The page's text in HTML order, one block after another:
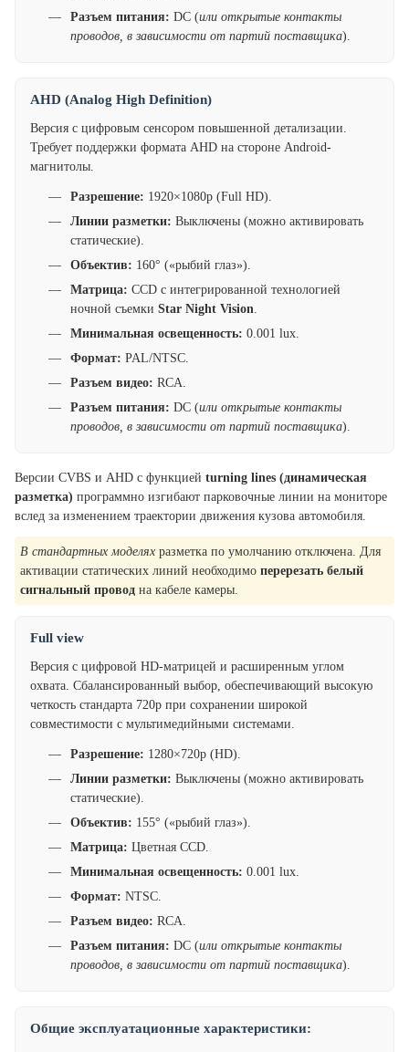
Разъем питания: DC (или открытые контакты
проводов, в зависимости от партий поставщика).
AHD (Analog High Definition)
Версия с цифровым сенсором повышенной детализации.
Требует поддержки формата AHD на стороне Android-
магнитолы.
Разрешение: 1920×1080p (Full HD).
Линии разметки: Выключены (можно активировать
статические).
Объектив: 160° («рыбий глаз»).
Матрица: CCD с интегрированной технологией
ночной съемки Star Night Vision
Минимальная освещенность: 0.001 lux.
Формат: PAL/NTSC.
Разъем видео: RCA.
Разъем питания: DC (или открытые контакты
проводов, в зависимости от партий поставщика).
Версии CVBS и AHD с функцией turning lines (динамическая
разметка) программно изгибают парковочные линии на мониторе
вслед за изменением траектории движения кузова автомобиля.
В стандартных моделях разметка по умолчанию отключена. Для
активации статических линий необходимо перерезать белый
сигнальный провод на кабеле камеры.
Full view
Версия с цифровой HD-матрицей и расширенным углом
охвата. Сбалансированный выбор, обеспечивающий высокую
четкость стандарта 720p при сохранении широкой
совместимости с мультимедийными системами.
Разрешение: 1280×720p (HD).
Линии разметки: Выключены (можно активировать
статические).
Объектив: 155° («рыбий глаз»).
Матрица: Цветная CCD.
Минимальная освещенность: 0.001 lux.
Формат: NTSC.
Разъем видео: RCA.
Разъем питания: DC (или открытые контакты
проводов, в зависимости от партий поставщика).
Общие эксплуатационные характеристики: